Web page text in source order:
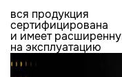
вся продукция
сертифицирована
и имеет
на эксплуатацию